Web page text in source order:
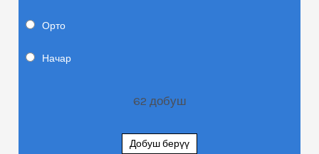
Орто
Начар
62 добуш
Добуш берүү